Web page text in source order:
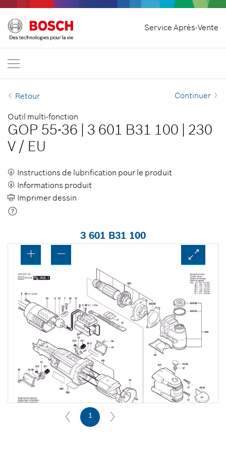
Service Après-Vente
Rétracter le contrat
Bosch Professional
Nous contacter
Retour Continuer
Outil multi-fonction
GOP 55-36 3 601 B31 100 230
V / EU
Instructions de lubrification pour le produit
Informations produit
Imprimer dessin
3 601 B31 100
1